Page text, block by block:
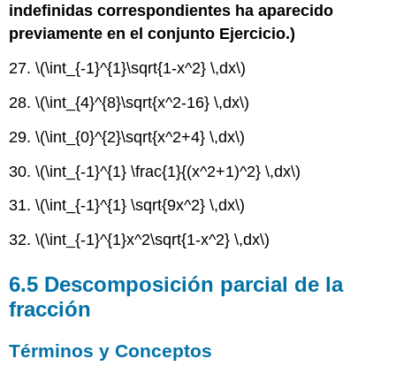
indefinidas correspondientes ha aparecido
previamente en el conjunto Ejercicio.)
27.\(\int_{-1}^{1}\sqrt{1-x^2} \,dx\)
28.\(\int_{4}^{8}\sqrt{x^2-16} \,dx\)
29.\(\int_{0}^{2}\sqrt{x^2+4} \,dx\)
30.\(\int_{-1}^{1} \frac{1}{(x^2+1)^2} \,dx\)
31.\(\int_{-1}^{1} \sqrt{9x^2} \,dx\)
32.\(\int_{-1}^{1}x^2\sqrt{1-x^2} \,dx\)
6.5 Descomposición parcial de la
fracción
Términos y Conceptos